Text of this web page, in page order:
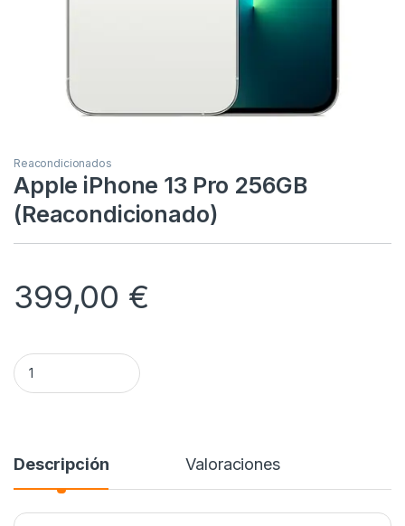
Reacondicionados
Apple iPhone 13 Pro 256GB
(Reacondicionado)
399,00 €
Apple iPhone 13 Pro 256GB (Reacondicionado) quantity
Descripción Valoraciones